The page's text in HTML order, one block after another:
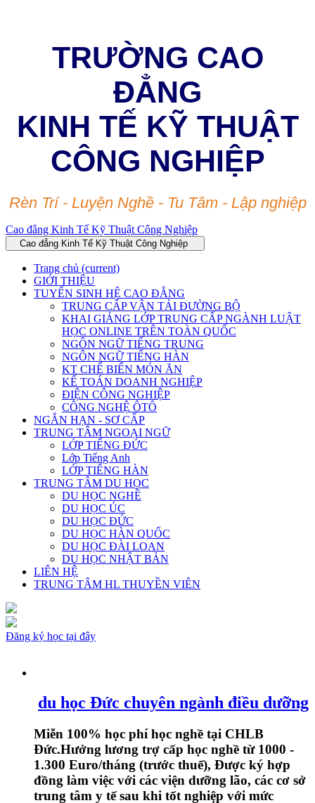
TRƯỜNG CAO
ĐẲNG
KINH TẾ KỸ THUẬT
CÔNG NGHIỆP
Rèn Trí - Luyện Nghề - Tu Tâm - Lập nghiệp
Cao đẳng Kinh Tế Kỹ Thuật Công Nghiệp
Cao đẳng Kinh Tế Kỹ Thuật Công Nghiệp
Trang chủ (current)
GIỚI THIỆU
TUYỂN SINH HỆ CAO ĐẲNG
TRUNG CẤP VẬN TẢI ĐƯỜNG BỘ
KHAI GIẢNG LỚP TRUNG CẤP NGÀNH LUẬT
HỌC ONLINE TRÊN TOÀN QUỐC
NGÔN NGỮ TIẾNG TRUNG
NGÔN NGỮ TIẾNG HÀN
KT CHẾ BIẾN MÓN ĂN
KẾ TOÁN DOANH NGHIỆP
ĐIỆN CÔNG NGHIỆP
CÔNG NGHỆ ÔTÔ
NGẮN HẠN - SƠ CẤP
TRUNG TÂM NGOẠI NGỮ
LỚP TIẾNG ĐỨC
Lớp Tiếng Anh
LỚP TIẾNG HÀN
TRUNG TÂM DU HỌC
DU HỌC NGHỀ
DU HỌC ÚC
DU HỌC ĐỨC
DU HỌC HÀN QUỐC
DU HỌC ĐÀI LOAN
DU HỌC NHẬT BẢN
LIÊN HỆ
TRUNG TÂM HL THUYỀN VIÊN
Đăng ký học tại đây
du học Đức chuyên ngành điều dưỡng
Miễn 100% học phí học nghề tại CHLB
Đức.Hưởng lương trợ cấp học nghề từ 1000 -
1.300 Euro/tháng (trước thuế), Được ký hợp
đồng làm việc với các viện dưỡng lão, các cơ sở
trung tâm y tế sau khi tốt nghiệp với mức